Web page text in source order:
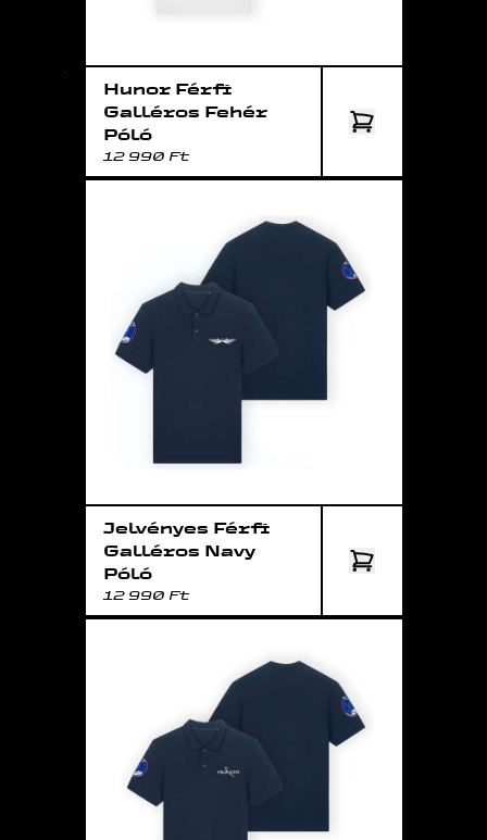
Hunor Férfi
Galléros Fehér
Póló
12 990 Ft
Jelvényes Férfi
Galléros Navy
Póló
12 990 Ft